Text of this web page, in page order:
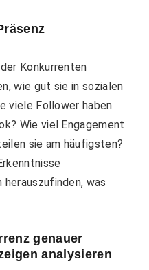
Konkurrenten
wie gut sie in sozialen
viele Follower haben
Wie viel Engagement
sie am häufigsten?
was
genauer
analysieren